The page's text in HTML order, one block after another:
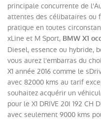
principale concurrente de
attentes des célibataires ou
pratique en toutes
xLine et M Sport, BMW X1
Diesel, essence ou hybride,
vous aurez l'embarras du
X1 année 2016 comme le
avec 82000 kms au tarif
souhaitez acquérir un
pour le X1 DRIVE 20I 192 CH
avec seulement 9000 kms